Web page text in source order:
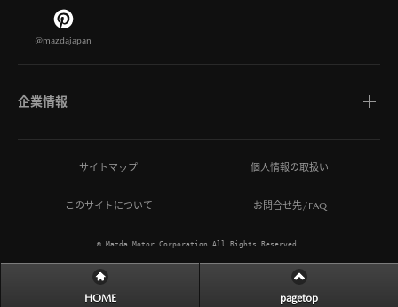
@mazdajapan
企業情報
マツダについて
ひとを想う価値創造
サステナビリティ
サイトマップ 個人情報の取扱い
このサイトについて お問合せ先/FAQ
© Mazda Motor Corporation All Rights Reserved.
HOME pagetop